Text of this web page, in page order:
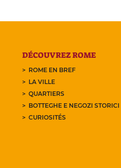
DÉCOUVREZ ROME
ROME EN BREF
LA VILLE
QUARTIERS
BOTTEGHE E NEGOZI STORICI
CURIOSITÉS